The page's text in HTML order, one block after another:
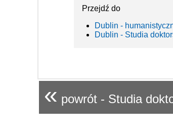
Przejdź do
Dublin -
Dublin - Studia
« powrót - Studia